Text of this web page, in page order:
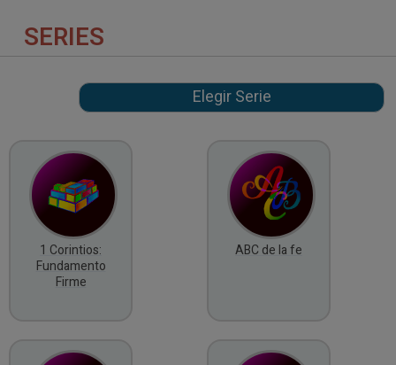
SERIES
1 Corintios:
Fundamento
Firme
ABC de la fe